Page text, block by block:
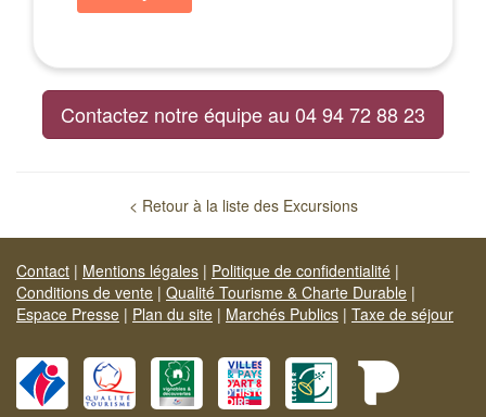
Contactez notre équipe au 04 94 72 88 23
< Retour à la liste des Excursions
Contact | Mentions légales | Politique de confidentialité |
Conditions de vente | Qualité Tourisme & Charte Durable |
Espace Presse | Plan du site | Marchés Publics | Taxe de séjour